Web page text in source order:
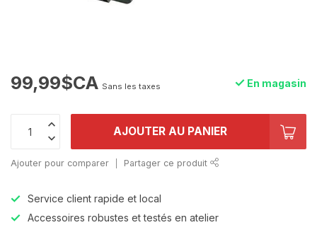
99,99$CA Sans les taxes En magasin
AJOUTER AU PANIER
Ajouter pour comparer Partager ce produit
Service client rapide et local
Accessoires robustes et testés en atelier